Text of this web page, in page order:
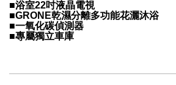
■浴室22吋液晶電視
■GRONE乾濕分離多功能花灑沐浴
■一氧化碳偵測器
■專屬獨立車庫